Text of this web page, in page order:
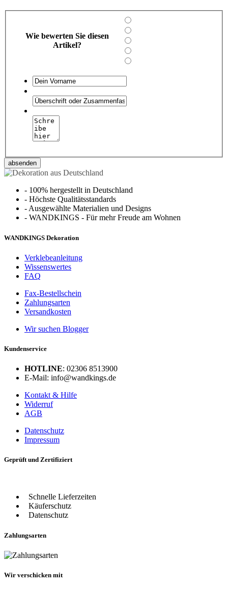
Wie bewerten Sie diesen
Artikel?
absenden
- 100% hergestellt in Deutschland
- Höchste Qualitätsstandards
-Ausgewählte Materialien und Designs
- WANDKINGS - Für mehr Freude am Wohnen
WANDKINGS Dekoration
Verklebeanleitung
Wissenswertes
FAQ
Fax-Bestellschein
Zahlungsarten
Versandkosten
Wir suchen Blogger
Kundenservice
HOTLINE: 02306 8513900
E-Mail: info@wandkings.de
Kontakt & Hilfe
Widerruf
AGB
Datenschutz
Impressum
Geprüft und Zertifiziert
Schnelle Lieferzeiten
Käuferschutz
Datenschutz
Zahlungsarten
Wir verschicken mit